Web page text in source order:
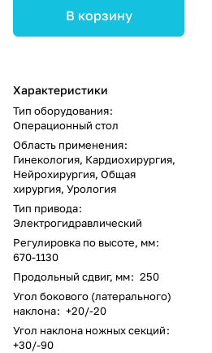
В корзину
Характеристики
Тип оборудования:
Операционный стол
Область применения:
Гинекология, Кардиохирургия,
Нейрохирургия, Общая
хирургия, Урология
Тип привода:
Электрогидравлический
Регулировка по высоте, мм:
670-1130
Продольный сдвиг, мм: 250
Угол бокового (латерального)
наклона: +20/-20
Угол наклона ножных секций:
+30/-90